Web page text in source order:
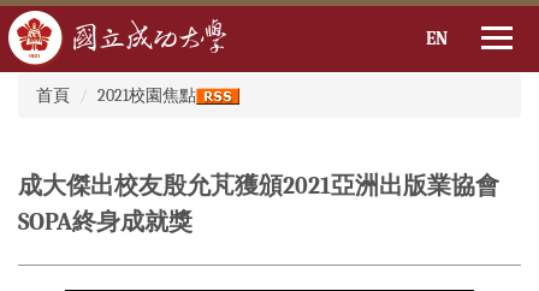
內
容
區
EN
:::
首頁
2021校園焦點
成大傑出校友殷允芃獲頒2021亞洲出版業協會
SOPA終身成就獎